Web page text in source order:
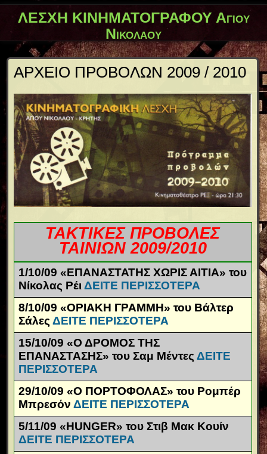
ΛΕΣΧΗ ΚΙΝΗΜΑΤΟΓΡΑΦΟΥ Αγίου
Νικολάου
ΑΡΧΕΙΟ ΠΡΟΒΟΛΩΝ 2009 / 2010
ΤΑΚΤΙΚΕΣ ΠΡΟΒΟΛΕΣ
ΤΑΙΝΙΩΝ 2009/2010
1/10/09 «ΕΠΑΝΑΣΤΑΤΗΣ ΧΩΡΙΣ ΑΙΤΙΑ» του
Νίκολας Ρέι ΔΕΙΤΕ ΠΕΡΙΣΣΟΤΕΡΑ
8/10/09 «ΟΡΙΑΚΗ ΓΡΑΜΜΗ» του Βάλτερ
Σάλες ΔΕΙΤΕ ΠΕΡΙΣΣΟΤΕΡΑ
15/10/09 «Ο ΔΡΟΜΟΣ ΤΗΣ
ΕΠΑΝΑΣΤΑΣΗΣ» του Σαμ Μέντες ΔΕΙΤΕ
ΠΕΡΙΣΣΟΤΕΡΑ
29/10/09 «Ο ΠΟΡΤΟΦΟΛΑΣ» του Ρομπέρ
Μπρεσόν ΔΕΙΤΕ ΠΕΡΙΣΣΟΤΕΡΑ
5/11/09 «HUNGER» του Στιβ Μακ Κουίν
ΔΕΙΤΕ ΠΕΡΙΣΣΟΤΕΡΑ